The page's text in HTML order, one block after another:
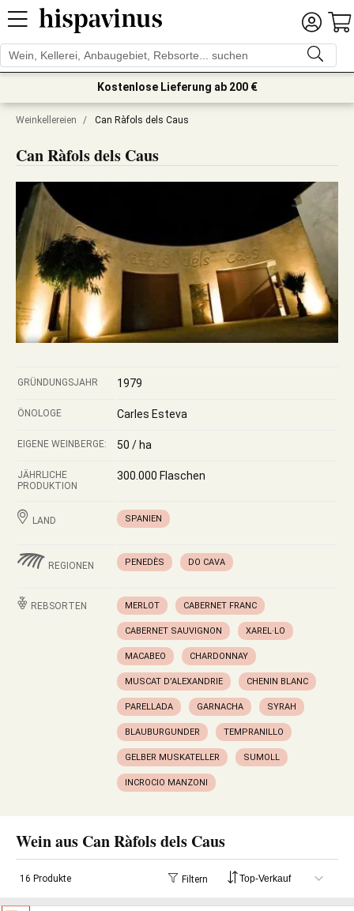
Kostenlose Lieferung ab 200 €
Weinkellereien / Can Ràfols dels Caus
Can Ràfols dels Caus
GRÜNDUNGSJAHR 1979
ÖNOLOGE Carles Esteva
EIGENE WEINBERGE: 50 / ha
JÄHRLICHE
PRODUKTION
300.000 Flaschen
LAND SPANIEN
REGIONEN PENEDÈS DO CAVA
REBSORTEN MERLOT CABERNET FRANC
CABERNET SAUVIGNON XAREL·LO
MACABEO CHARDONNAY
MUSCAT D’ALEXANDRIE CHENIN BLANC
PARELLADA GARNACHA SYRAH
BLAUBURGUNDER TEMPRANILLO
GELBER MUSKATELLER SUMOLL
INCROCIO MANZONI
Wein aus Can Ràfols dels Caus
16 Produkte Filtern